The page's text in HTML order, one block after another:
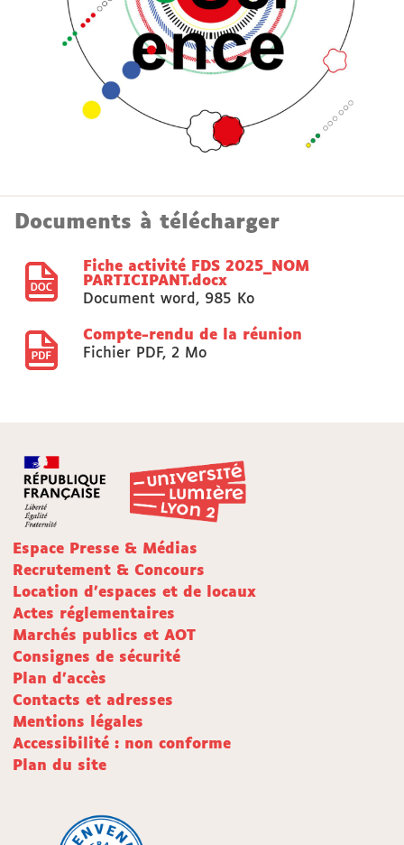
Documents à télécharger
Fiche activité FDS 2025_NOM
PARTICIPANT.docx
Document word , 985 Ko
Compte-rendu de la réunion
Fichier PDF, 2 Mo
Espace Presse & Médias
Recrutement & Concours
Location d'espaces et de locaux
Actes réglementaires
Marchés publics et AOT
Consignes de sécurité
Plan d'accès
Contacts et adresses
Mentions légales
Accessibilité : non conforme
Plan du site